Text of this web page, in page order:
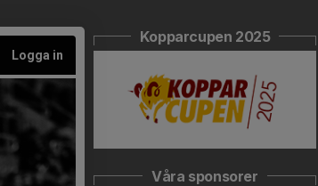
Logga in
Kopparcupen 2025
Våra sponsorer